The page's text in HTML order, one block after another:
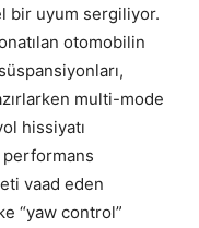
bir uyum sergiliyor.
otomobilin
multi-mode
hissiyatı
vaad eden
“yaw control”